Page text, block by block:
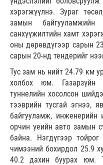
хэрэгжүүлнэ. Зураг
замын
санхүүжилтийн хамт
оны дөрөвдүгээр сарын
сарын 20-нд тендерийг
Тус зам нь нийт 24.79 км
холбох юм. Газарзүйн
туннелийн хосолсон
тээврийн тусгай эгнээ,
байгууламж,
орчин үеийн авто замын
байна. Нэгдүгээр
чимээний бохирдол 25.9
40.2 дахин буурах юм.